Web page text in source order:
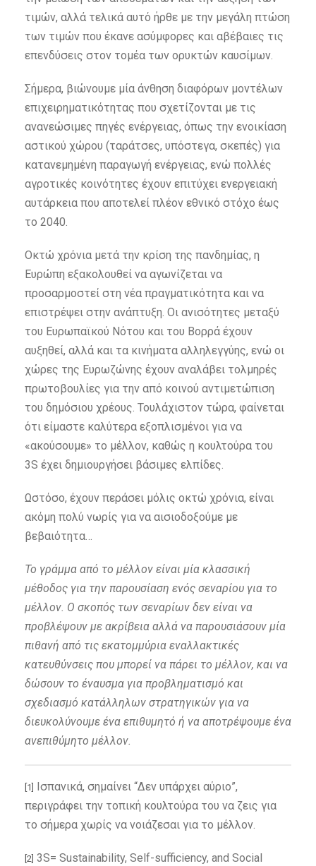
τιμών, αλλά τελικά αυτό ήρθε με την μεγάλη πτώση
των τιμών που έκανε ασύμφορες και αβέβαιες τις
επενδύσεις στον τομέα των ορυκτών καυσίμων.
Σήμερα, βιώνουμε μία άνθηση διαφόρων μοντέλων
επιχειρηματικότητας που σχετίζονται με τις
ανανεώσιμες πηγές ενέργειας, όπως την ενοικίαση
αστικού χώρου (ταράτσες, υπόστεγα, σκεπές) για
κατανεμημένη παραγωγή ενέργειας, ενώ πολλές
αγροτικές κοινότητες έχουν επιτύχει ενεργειακή
αυτάρκεια που αποτελεί πλέον εθνικό στόχο έως
το 2040.
Οκτώ χρόνια μετά την κρίση της πανδημίας, η
Ευρώπη εξακολουθεί να αγωνίζεται να
προσαρμοστεί στη νέα πραγματικότητα και να
επιστρέψει στην ανάπτυξη. Οι ανισότητες μεταξύ
του Ευρωπαϊκού Νότου και του Βορρά έχουν
αυξηθεί, αλλά και τα κινήματα αλληλεγγύης, ενώ οι
χώρες της Ευρωζώνης έχουν αναλάβει τολμηρές
πρωτοβουλίες για την από κοινού αντιμετώπιση
του δημόσιου χρέους. Τουλάχιστον τώρα, φαίνεται
ότι είμαστε καλύτερα εξοπλισμένοι για να
«ακούσουμε» το μέλλον, καθώς η κουλτούρα του
3S έχει δημιουργήσει βάσιμες ελπίδες.
Ωστόσο, έχουν περάσει μόλις οκτώ χρόνια, είναι
ακόμη πολύ νωρίς για να αισιοδοξούμε με
βεβαιότητα…
Το γράμμα από το μέλλον είναι μία κλασσική
μέθοδος για την παρουσίαση ενός σεναρίου για το
μέλλον. Ο σκοπός των σεναρίων δεν είναι να
προβλέψουν με ακρίβεια αλλά να παρουσιάσουν μία
πιθανή από τις εκατομμύρια εναλλακτικές
κατευθύνσεις που μπορεί να πάρει το μέλλον, και να
δώσουν το έναυσμα για προβληματισμό και
σχεδιασμό κατάλληλων στρατηγικών για να
διευκολύνουμε ένα επιθυμητό ή να αποτρέψουμε ένα
ανεπιθύμητο μέλλον.
[1]
Ισπανικά, σημαίνει “Δεν υπάρχει αύριο”,
περιγράφει την τοπική κουλτούρα του να ζεις για
το σήμερα χωρίς να νοιάζεσαι για το μέλλον.
[2] 3S= Sustainability, Self-sufficiency, and Social